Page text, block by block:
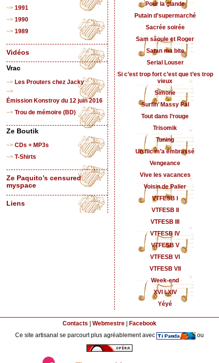
1991
1990
1989
Vidéos
Vrac
Les Prouters chez Jacky
Émission Konstroy du 12 juin 2016
Trou de mémoire (BD)
Ze Boutik
CDs + MP3s
T-Shirts
Ze Paquito’s censured
myspace
Liens
Pour la glande
Putain d’supermarché
Sacrée soirée
Sam sâoule et Roger
Satan ma bite
Serial Louser
Si c’est trop fort c’est que t’es trop
vieux
Simone
Surfin’ Massy Pal
Tout dans l’rouge
Trisomik
Tuning
Un flic m’a embrassé
Vengeance
Vive les vacances
Voisin de Palier
VTFESB I
VTFESB II
VTFESB III
VTFESB IV
VTFESB V
VTFESB VI
VTFESB VII
Week-end
XVI LXIV
Yéyé
Contacts Webmestre
Facebook
Ce site artisanal se parcourt plus agréablement avec
ou